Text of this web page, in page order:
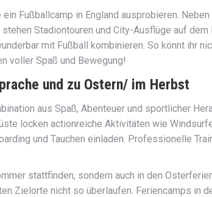
Fußballcamp in England ausprobieren.
Stadiontouren und City-Ausflüge auf
mit Fußball kombinieren. So könnt ihr
voller Spaß und Bewegung!
und zu Ostern/ im Herbst
aus Spaß, Abenteuer und sportlicher
locken actionreiche Aktivitäten wie
und Tauchen einladen. Professionelle
stattfinden, sondern auch in den
Zielorte nicht so überlaufen. Feriencamps in